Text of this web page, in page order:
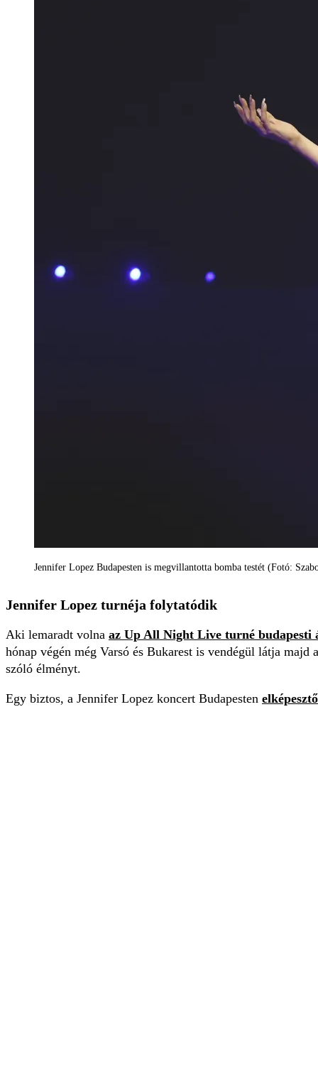
Jennifer Lopez Budapesten is megvillantotta bomba testét (Fotó:
Jennifer Lopez turnéja folytatódik
Aki lemaradt volna az Up All Night Live turné budapesti
hónap végén még Varsó és Bukarest is vendégül látja
szóló élményt.
Egy biztos, a Jennifer Lopez koncert Budapesten